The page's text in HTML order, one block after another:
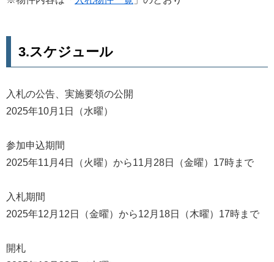
3.スケジュール
入札の公告、実施要領の公開
2025年10月1日（水曜）
参加申込期間
2025年11月4日（火曜）から11月28日（金曜）17時まで
入札期間
2025年12月12日（金曜）から12月18日（木曜）17時まで
開札